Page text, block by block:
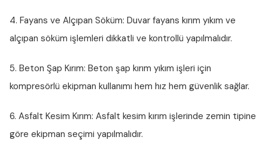
4. Fayans ve Alçıpan Söküm: Duvar fayans kırım yıkım ve
alçıpan söküm işlemleri dikkatli ve kontrollü yapılmalıdır.
5. Beton Şap Kırım: Beton şap kırım yıkım işleri için
kompresörlü ekipman kullanımı hem hız hem güvenlik sağlar.
6. Asfalt Kesim Kırım: Asfalt kesim kırım işlerinde zemin tipine
göre ekipman seçimi yapılmalıdır.